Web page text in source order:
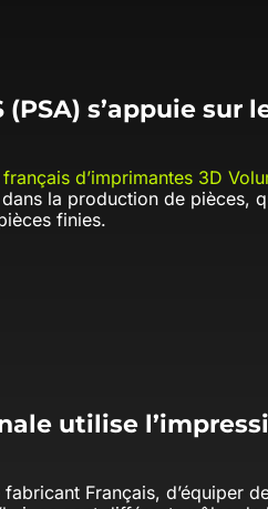
(PSA) s’appuie
d’imprimantes 3D
la production de pièces,
finies.
utilise
Français, d’équiper